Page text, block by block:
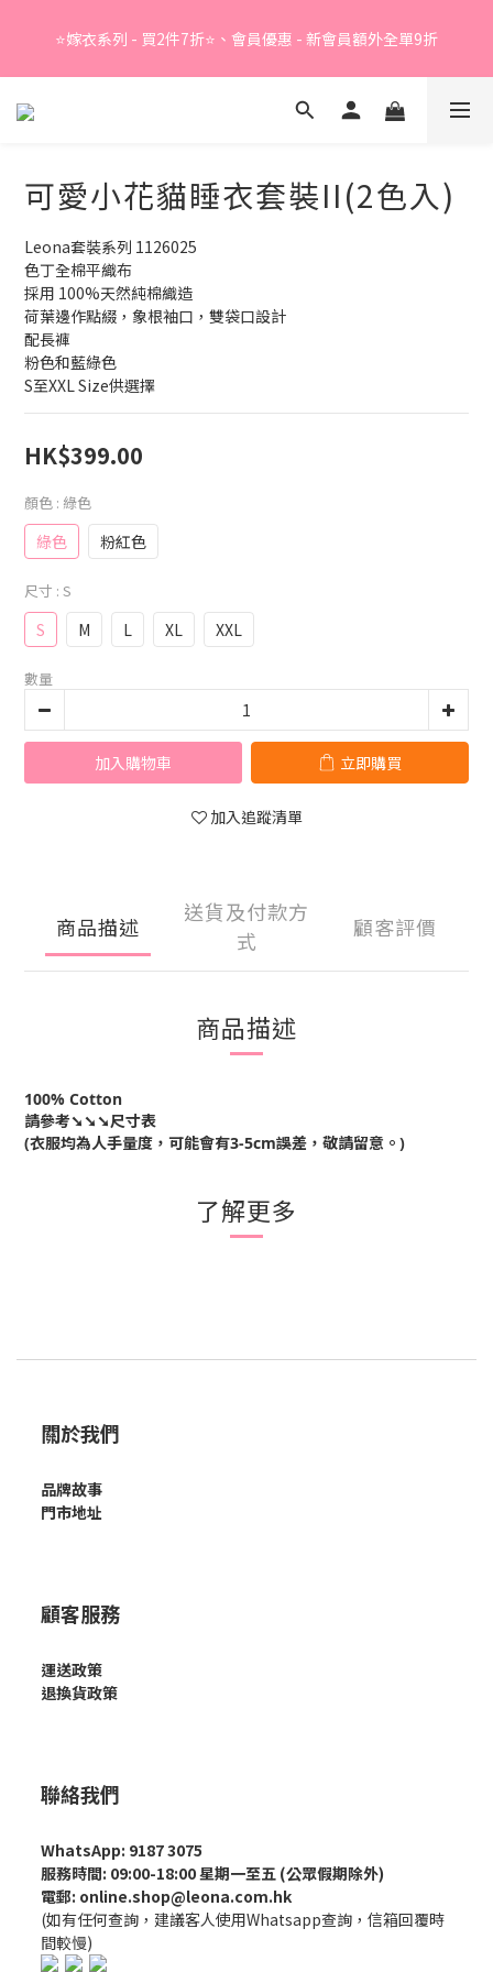
⭐嫁衣系列 - 買2件7折⭐、會員優惠 - 新會員額外全單9折
Summer Sale - 精選睡衣買2件折❤️
可愛小花貓睡衣套裝II(2色入)
Leona套裝系列 1126025
色丁全棉平織布
採用 100%天然純棉織造
荷葉邊作點綴，象根袖口，雙袋口設計
配長褲
粉色和藍綠色
S至XXL Size供選擇
HK$399.00
顏色 : 綠色
綠色 粉紅色
尺寸 : S
S M L XL XXL
數量
加入購物車 立即購買
加入追蹤清單
商品描述
送貨及付款方
式
顧客評價
商品描述
100% Cotton
請參考➘➘➘尺寸表
(衣服均為人手量度，可能會有3-5cm誤差，敬請留意。)
了解更多
關於我們
品牌故事
門市地址
顧客服務
運送政策
退換貨政策
聯絡我們
WhatsApp: 9187 3075
服務時間: 09:00-18:00 星期一至五 (公眾假期除外)
電郵: online.shop@leona.com.hk
(如有任何查詢，建議客人使用Whatsapp查詢，信箱回覆時
間較慢)